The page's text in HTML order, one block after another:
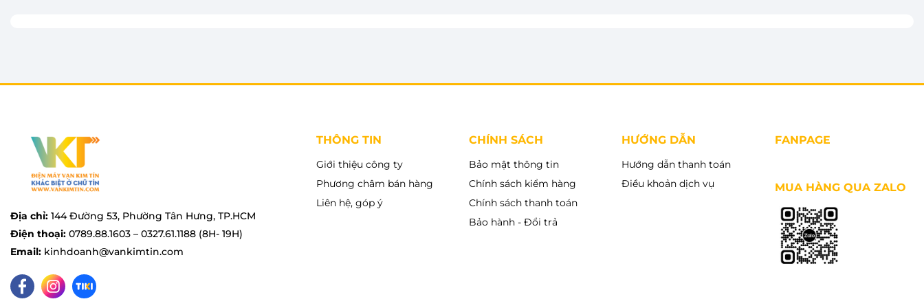
Địa chỉ: 144 Đường 53, Phường Tân Hưng, TP.HCM
Điện thoại: 0789.88.1603 – 0327.61.1188 (8H- 19H)
Email: kinhdoanh@vankimtin.com
THÔNG TIN
Giới thiệu công ty
Phương châm bán hàng
Liên hệ, góp ý
CHÍNH SÁCH
Bảo mật thông tin
Chính sách kiểm hàng
Chính sách thanh toán
Bảo hành - Đổi trả
HƯỚNG DẪN
Hướng dẫn thanh toán
Điều khoản dịch vụ
FANPAGE
MUA HÀNG QUA ZALO